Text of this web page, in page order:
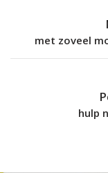
met zoveel
hulp